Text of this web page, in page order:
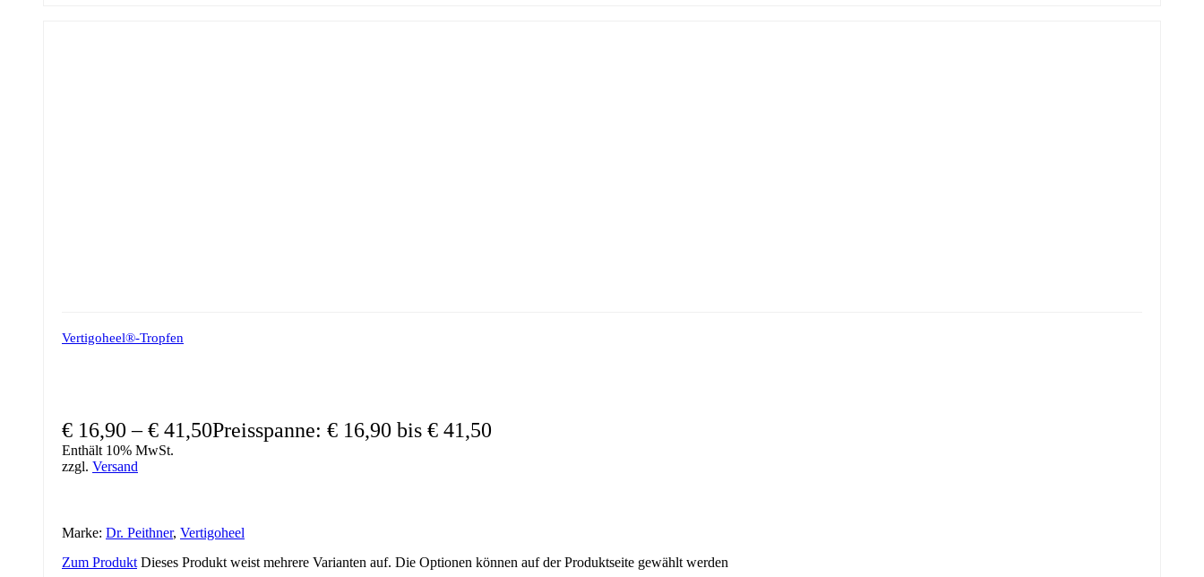
Vertigoheel®-Tropfen
€ 16,90 –€ 41,50Preisspanne: € 16,90 bis € 41,50
Enthält 10% MwSt.
zzgl. Versand
Marke: Dr. Peithner, Vertigoheel
Zum Produkt Dieses Produkt weist mehrere Varianten auf. Die Optionen können auf der Produktseite gewählt werden